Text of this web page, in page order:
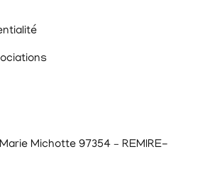
Michotte 97354 – REMIRE-